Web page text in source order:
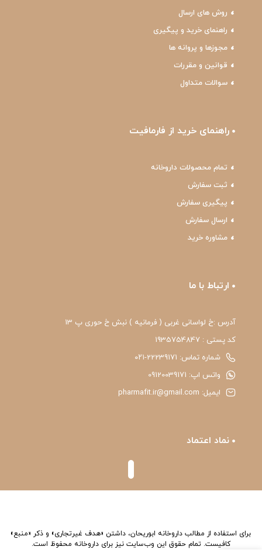
روش های ارسال
راهنمای خرید و پیگیری
مجوزها و پروانه ها
قوانین و مقررات
سوالات متداول
راهنمای خرید از فارمافیت
تمام محصولات داروخانه
ثبت سفارش
پیگیری سفارش
ارسال سفارش
مشاوره خرید
ارتباط با ما
آدرس :خ لواسانی غربی ( فرمانیه ) نبش خ حوری پ 13
کد پستی : 1935754847
شماره تماس: 22239171-۰۲۱
واتس اپ: 09120039171
ایمیل: pharmafit.ir@gmail.com
نماد اعتماد
برای استفاده از مطالب داروخانه ابوریحان، داشتن «هدف غیرتجاری» و ذکر «منبع»
کافیست. تمام حقوق اين وب‌سايت نیز برای داروخانه محفوظ است.